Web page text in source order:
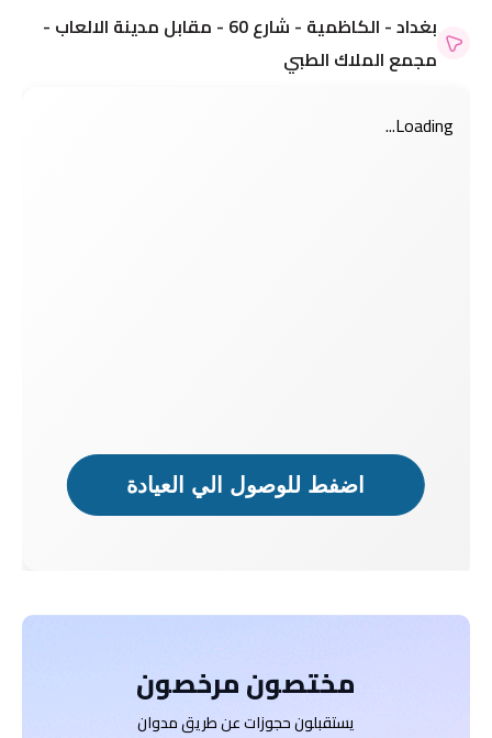
دكتور مريض دكتور مريض
بغداد - الكاظمية - شارع 60 - مقابل مدينة الالعاب -
مجمع الملاك الطبي
Loading...
اضفط للوصول الي العيادة
مختصون مرخصون
يستقبلون حجوزات عن طريق مدوان